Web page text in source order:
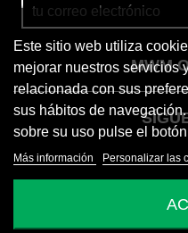
Este sitio web utiliza
mejorar nuestros servicios
relacionada con sus
sus hábitos de
sobre su uso pulse el
Más información Personalizar las
MWM